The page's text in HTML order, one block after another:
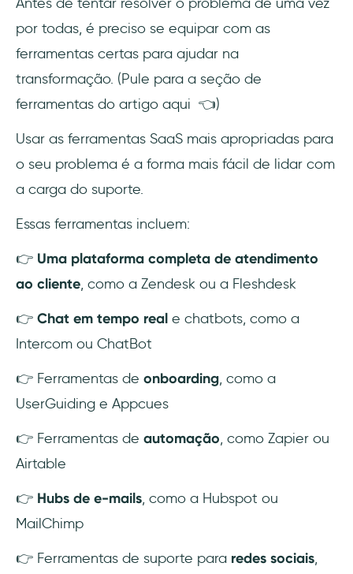
por todas, é preciso se equipar com as
ferramentas certas para ajudar na
transformação. (Pule para a seção de
ferramentas do artigo aqui 👈)
Usar as ferramentas SaaS mais apropriadas para
o seu problema é a forma mais fácil de lidar com
a carga do suporte.
Essas ferramentas incluem:
👉 Uma plataforma completa de atendimento
ao cliente, como a Zendesk ou a Fleshdesk
👉 Chat em tempo real e chatbots, como a
Intercom ou ChatBot
👉 Ferramentas de onboarding, como a
UserGuiding e Appcues
👉 Ferramentas de automação, como Zapier ou
Airtable
👉 Hubs de e-mails, como a Hubspot ou
MailChimp
👉 Ferramentas de suporte para redes sociais,